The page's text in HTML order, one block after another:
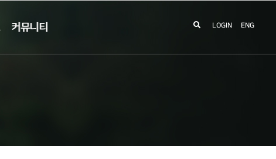
커뮤니티 LOGIN ENG